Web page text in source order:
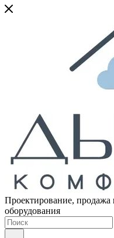
Проектирование,
оборудования